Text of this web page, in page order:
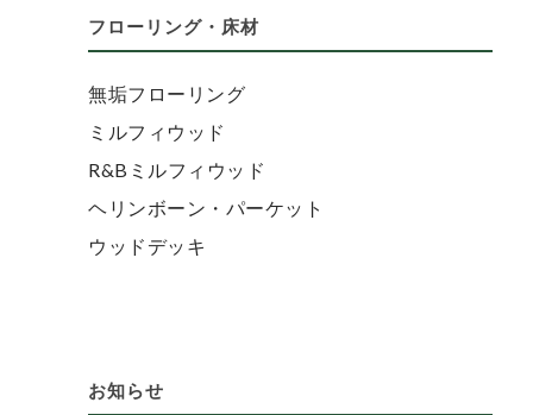
フローリング・床材
無垢フローリング
ミルフィウッド
R&Bミルフィウッド
ヘリンボーン・パーケット
ウッドデッキ
お知らせ